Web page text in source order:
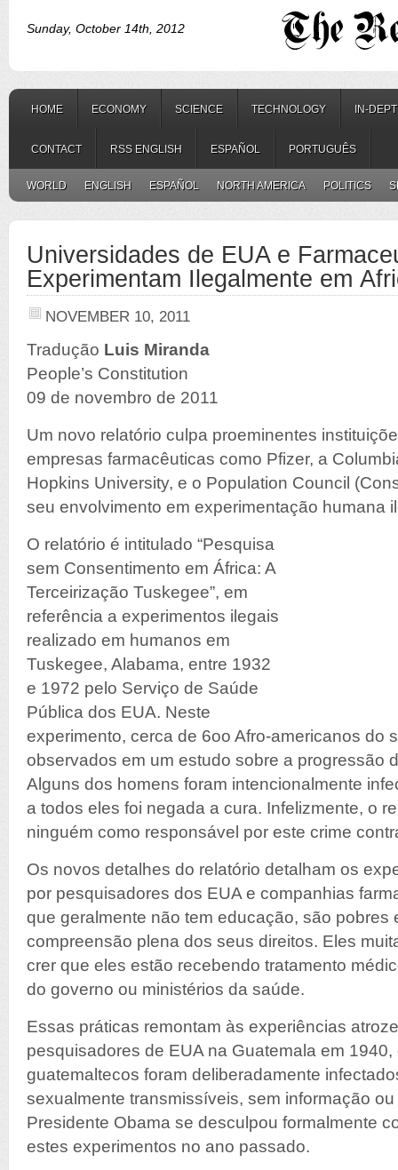
Sunday, October 14th, 2012
HOME ECONOMY SCIENCE TECHNOLOGY IN-
CONTACT RSS ENGLISH ESPAÑOL PORTUGUÊS
WORLD ENGLISH ESPAÑOL NORTH AMERICA POLITICS
Universidades de EUA e
Experimentam Ilegalmente em
NOVEMBER 10, 2011
Tradução Luis Miranda
People’s Constitution
09 de novembro de 2011
Um novo relatório culpa proeminentes
empresas farmacêuticas como Pfizer, a
Hopkins University, e o Population Council
seu envolvimento em experimentação humana
O relatório é intitulado “Pesquisa
sem Consentimento em África: A
Terceirização Tuskegee”, em
referência a experimentos ilegais
realizado em humanos em
Tuskegee, Alabama, entre 1932
e 1972 pelo Serviço de Saúde
Pública dos EUA. Neste
experimento, cerca de 6oo Afro-americanos do
observados em um estudo sobre a progressão
Alguns dos homens foram intencionalmente
a todos eles foi negada a cura. Infelizmente, o
ninguém como responsável por este crime
Os novos detalhes do relatório detalham os
por pesquisadores dos EUA e companhias
que geralmente não tem educação, são pobres
compreensão plena dos seus direitos. Eles
crer que eles estão recebendo tratamento
do governo ou ministérios da saúde.
Essas práticas remontam às experiências
pesquisadores de EUA na Guatemala em
guatemaltecos foram deliberadamente
sexualmente transmissíveis, sem informação
Presidente Obama se desculpou formalmente
estes experimentos no ano passado.